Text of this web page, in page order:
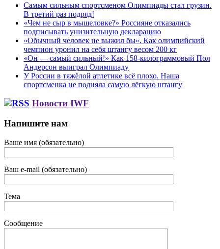
Самым сильным спортсменом Олимпиады стал грузин.
В третий раз подряд!
«Чем не сыр в мышеловке?» Россияне отказались
подписывать унизительную декларацию
«Обычный человек не выжил бы». Как олимпийский
чемпион уронил на себя штангу весом 200 кг
«Он — самый сильный!» Как 158-килограммовый Пол
Андерсон выиграл Олимпиаду
У России в тяжёлой атлетике всё плохо. Наша
спортсменка не подняла самую лёгкую штангу
Новости IWF
Напишите нам
Ваше имя (обязательно)
Ваш e-mail (обязательно)
Тема
Сообщение